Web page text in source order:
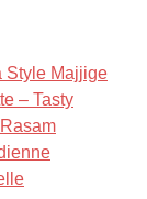
Style Majjige
– Tasty